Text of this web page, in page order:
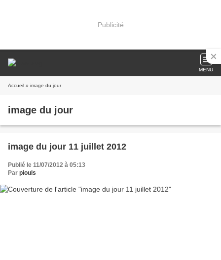
Publicité
MENU
Accueil » image du jour
image du jour
image du jour 11 juillet 2012
Publié le 11/07/2012 à 05:13
Par piouls